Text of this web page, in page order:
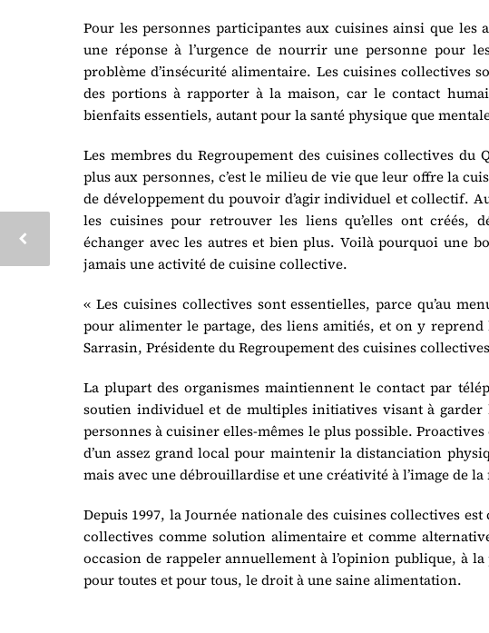
Pour les personnes participantes aux cuisines ainsi que les
une réponse à l’urgence de nourrir une personne pour
problème d’insécurité alimentaire. Les cuisines collectives
des portions à rapporter à la maison, car le contact
bienfaits essentiels, autant pour la santé physique que
Les membres du Regroupement des cuisines collectives du
plus aux personnes, c’est le milieu de vie que leur offre la
de développement du pouvoir d’agir individuel et collectif.
les cuisines pour retrouver les liens qu’elles ont créés,
échanger avec les autres et bien plus. Voilà pourquoi une
jamais une activité de cuisine collective.
« Les cuisines collectives sont essentielles, parce qu’au
pour alimenter le partage, des liens amitiés, et on y
Sarrasin, Présidente du Regroupement des cuisines
La plupart des organismes maintiennent le contact par
soutien individuel et de multiples initiatives visant à
personnes à cuisiner elles-mêmes le plus possible.
d’un assez grand local pour maintenir la distanciation
mais avec une débrouillardise et une créativité à l’image de
Depuis 1997, la Journée nationale des cuisines collectives
collectives comme solution alimentaire et comme
occasion de rappeler annuellement à l’opinion publique, à
pour toutes et pour tous, le droit à une saine alimentation.